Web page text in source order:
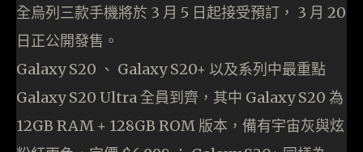
全烏列三款手機將於 3 月 5 日起接受預訂， 3 月 20
日正公開發售。
Galaxy S20 、 Galaxy S20+ 以及系列中最重點
Galaxy S20 Ultra 全員到齊，其中 Galaxy S20 為
12GB RAM + 128GB ROM 版本，備有宇宙灰與炫